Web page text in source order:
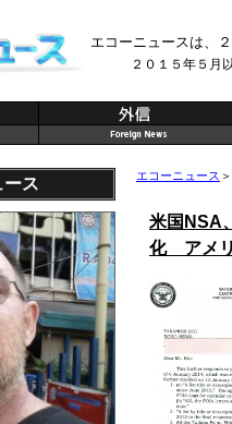
エコーニュースは、
２０１５年５月
ース エコーニュース ＞
米国NSA
化 アメリ